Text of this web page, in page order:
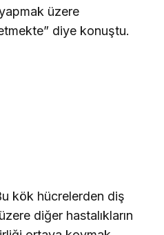
üzere
diye konuştu.
kök hücrelerden diş
diğer hastalıkların